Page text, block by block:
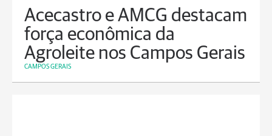
Acecastro e AMCG destacam
força econômica da
Agroleite nos Campos Gerais
CAMPOS GERAIS